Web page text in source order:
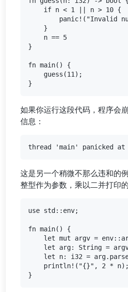
    if n < 1 || n > 10 {
panic!("Invalid
    }
    n == 5
}
fn main() {
    guess(11);
如果你运行这段代码，程序会
信息：
这是另一个稍微不那么违和的
整型作为参数，乘以二并打印的
use std::env;
fn main() {
let mut argv =
let arg: String =
let n: i32 =
    println!("{}", 2 * n);